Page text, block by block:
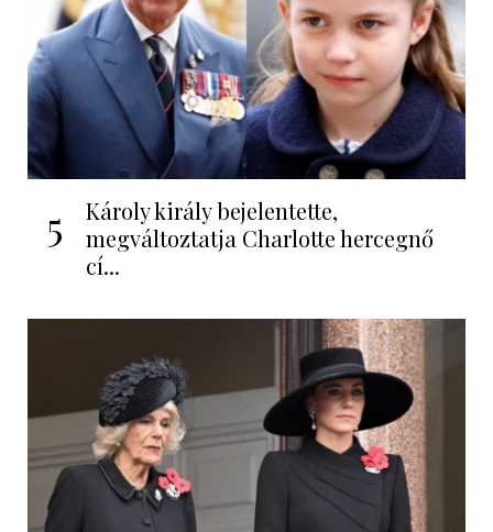
5
Károly király bejelentette,
megváltoztatja Charlotte hercegnő
cí...